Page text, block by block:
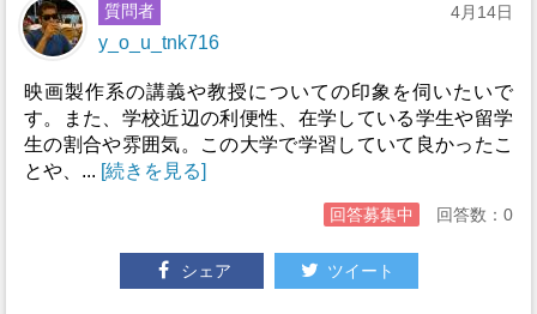
質問者
y_o_u_tnk716
4月14日
映画製作系の講義や教授についての印象を伺いたいで
す。また、学校近辺の利便性、在学している学生や留学
生の割合や雰囲気。この大学で学習していて良かったこ
とや、... [続きを見る]
回答募集中 回答数：0
シェア ツイート